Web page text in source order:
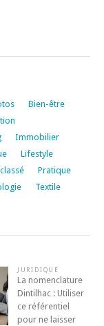
Bien-être
Immobilier
Lifestyle
Pratique
Textile
JURIDIQUE
La nomenclature
Dintilhac : Utiliser
ce référentiel
pour ne laisser